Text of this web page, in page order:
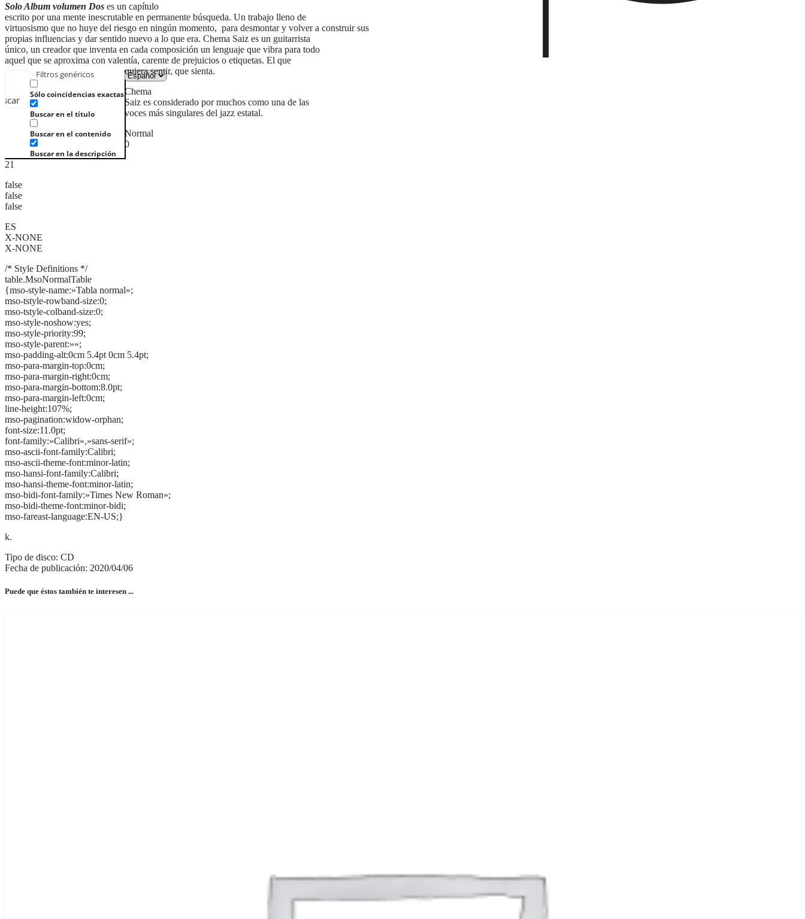
Filtros genéricos
Sólo coincidencias exactas
Buscar en el título
Buscar en el contenido
Buscar en la descripción
Solo Album volumen Dos es un capítulo
escrito por una mente inescrutable en permanente búsqueda. Un trabajo lleno de
virtuosismo que no huye del riesgo en ningún momento, para desmontar y volver a construir sus
propias influencias y dar sentido nuevo a lo que era. Chema Saiz es un guitarrista
único, un creador que inventa en cada composición un lenguaje que vibra para todo
aquel que se aproxima con valentía, carente de prejuicios o etiquetas. El que
quiera sentir, que sienta.
Chema
Saiz es considerado por muchos como una de las
voces más singulares del jazz estatal.
Normal
0
21
false
false
false
ES
X-NONE
X-NONE
/* Style Definitions */
table.MsoNormalTable
{mso-style-name:»Tabla normal»;
mso-tstyle-rowband-size:0;
mso-tstyle-colband-size:0;
mso-style-noshow:yes;
mso-style-priority:99;
mso-style-parent:»»;
mso-padding-alt:0cm 5.4pt 0cm 5.4pt;
mso-para-margin-top:0cm;
mso-para-margin-right:0cm;
mso-para-margin-bottom:8.0pt;
mso-para-margin-left:0cm;
line-height:107%;
mso-pagination:widow-orphan;
font-size:11.0pt;
font-family:»Calibri»,»sans-serif»;
mso-ascii-font-family:Calibri;
mso-ascii-theme-font:minor-latin;
mso-hansi-font-family:Calibri;
mso-hansi-theme-font:minor-latin;
mso-bidi-font-family:»Times New Roman»;
mso-bidi-theme-font:minor-bidi;
mso-fareast-language:EN-US;}
k.
Tipo de disco: CD
Fecha de publicación: 2020/04/06
Puede que éstos también te interesen ...